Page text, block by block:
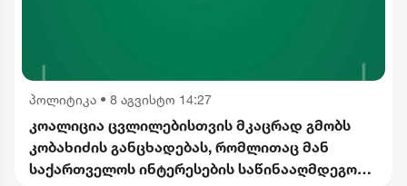
პოლიტიკა • 8 აგვისტო 14:27
კოალიცია ცვლილებისთვის მკაცრად გმობს
კობახიძის განცხადებას, რომლითაც მან
საქართველოს ინტერესების საწინააღმდეგოდ